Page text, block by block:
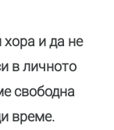
и да не
в личното
свободна
време.